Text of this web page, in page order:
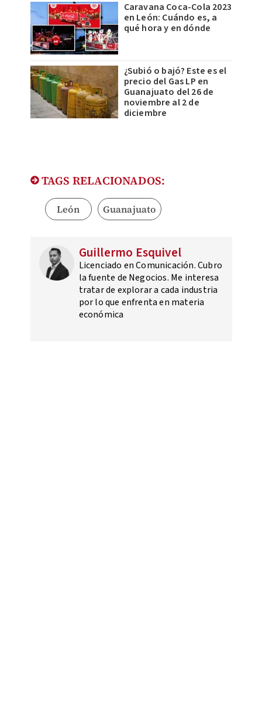
Caravana Coca-Cola 2023
en León: Cuándo es, a
qué hora y en dónde
¿Subió o bajó? Este es el
precio del Gas LP en
Guanajuato del 26 de
noviembre al 2 de
diciembre
TAGS RELACIONADOS:
León Guanajuato
Guillermo Esquivel
Licenciado en Comunicación. Cubro
la fuente de Negocios. Me interesa
tratar de explorar a cada industria
por lo que enfrenta en materia
económica